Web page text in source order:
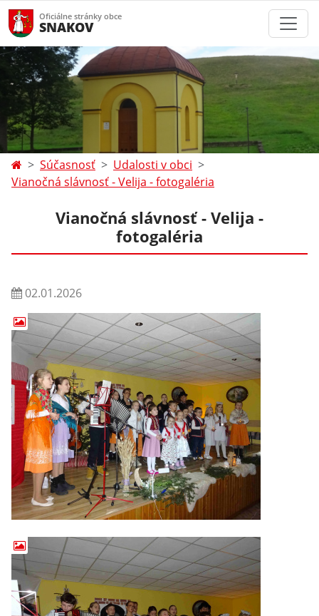
Oficiálne stránky obce
SNAKOV
Súčasnosť
Udalosti v obci
Vianočná slávnosť - Velija - fotogaléria
Vianočná slávnosť - Velija -
fotogaléria
02.01.2026